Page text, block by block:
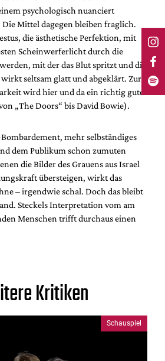
psychologisch nuanciert
Die Mittel dagegen bleiben fraglich.
die ästhetische Perfektion, mit
Scheinwerferlicht durch die
mit der das Blut spritzt und die
seltsam glatt und abgeklärt. Zur
wird hier und da ein richtig guter
„The Doors“ bis David Bowie).
mehr selbständiges
dem Publikum schon zumuten
die Bilder des Grauens aus Israel
übersteigen, wirkt das
– irgendwie schal. Doch das bleibt
Steckels Interpretation vom am
Menschen trifft durchaus einen
Kritiken
Schauspiel